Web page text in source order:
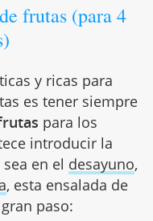
frutas (para 4
y ricas para
es tener siempre
para los
introducir la
en el desayuno,
, esta ensalada de
paso: